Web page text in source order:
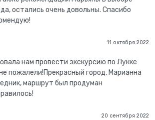
остались очень довольны. Спасибо
11 октября 2022
нам провести экскурсию по Лукке
пожалели!Прекрасный город, Марианна
маршрут был продуман
20 сентября 2022